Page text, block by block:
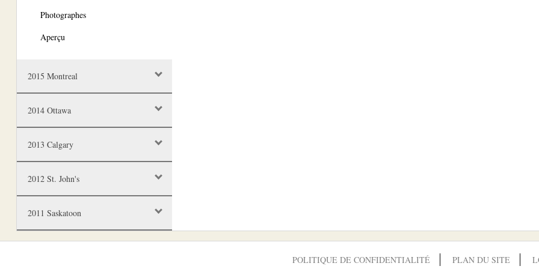
Photographes
Aperçu
2015 Montreal
2014 Ottawa
2013 Calgary
2012 St. John's
2011 Saskatoon
POLITIQUE DE CONFIDENTIALITÉ PLAN DU SITE